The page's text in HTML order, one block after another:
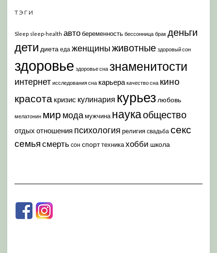
ТЭГИ
Sleep sleep-health автобеременность бессонница брак деньги
дети диета еда женщиныживотные здоровый сон
здоровье здоровье сна знаменитости
интернет исследования сна карьера качество сна кино
красота кризис кулинария курьез любовь
мелатонин мир модамужчина наукаобщество
отдых отношения психология религия свадьба секс
семья смерть сон спорттехникахобби школа